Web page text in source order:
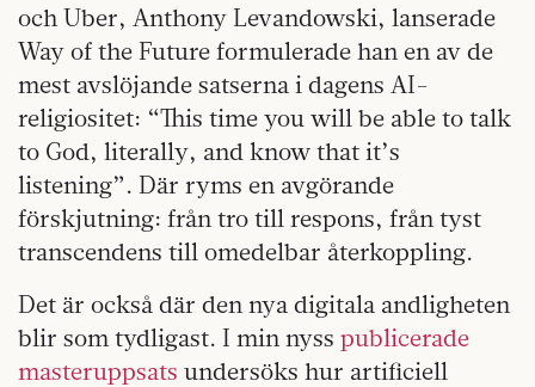
och Uber, Anthony Levandowski, lanserade
Way of the Future formulerade han en av de
mest avslöjande satserna i dagens AI-
religiositet: “This time you will be able to talk
to God, literally, and know that it’s
listening”. Där ryms en avgörande
förskjutning: från tro till respons, från tyst
transcendens till omedelbar återkoppling.
Det är också där den nya digitala andligheten
blir som tydligast. I min nyss publicerade
masteruppsats undersöks hur artificiell